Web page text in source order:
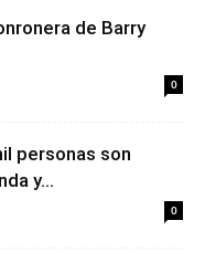
de Barry
0
personas son
y...
0